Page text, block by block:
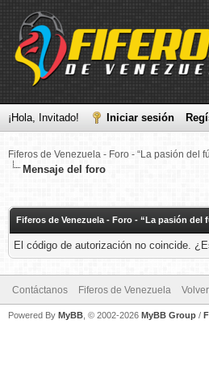
¡Hola, Invitado! Iniciar sesión
Fiferos de Venezuela - Foro - “La pasión del
Mensaje del foro
Fiferos de Venezuela - Foro - “La pasión del
El código de autorización no coincide.
Contáctanos Fiferos de Venezuela
Powered By MyBB , © 2002-2026 MyBB Group /